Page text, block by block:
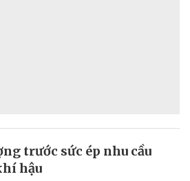
trước sức ép nhu cầu
hậu